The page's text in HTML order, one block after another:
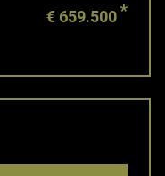
€ 659.500*